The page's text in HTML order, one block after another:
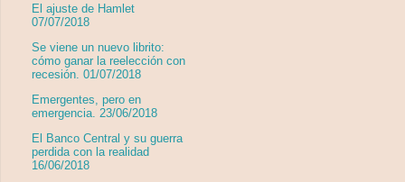
El ajuste de Hamlet
07/07/2018
Se viene un nuevo librito:
cómo ganar la reelección con
recesión. 01/07/2018
Emergentes, pero en
emergencia. 23/06/2018
El Banco Central y su guerra
perdida con la realidad
16/06/2018